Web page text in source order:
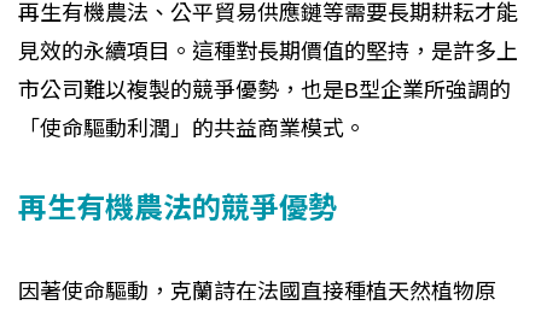
再生有機農法、公平貿易供應鏈等需要長期耕耘才能
見效的永續項目。這種對長期價值的堅持，是許多上
市公司難以複製的競爭優勢，也是B型企業所強調的
「使命驅動利潤」的共益商業模式。
再生有機農法的競爭優勢
因著使命驅動，克蘭詩在法國直接種植天然植物原